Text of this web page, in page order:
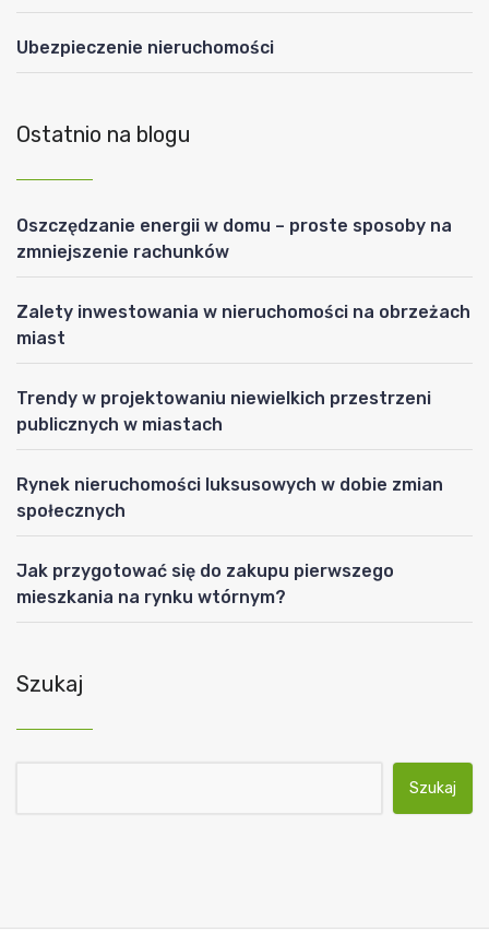
Ubezpieczenie nieruchomości
Ostatnio na blogu
Oszczędzanie energii w domu – proste sposoby na
zmniejszenie rachunków
Zalety inwestowania w nieruchomości na obrzeżach
miast
Trendy w projektowaniu niewielkich przestrzeni
publicznych w miastach
Rynek nieruchomości luksusowych w dobie zmian
społecznych
Jak przygotować się do zakupu pierwszego
mieszkania na rynku wtórnym?
Szukaj